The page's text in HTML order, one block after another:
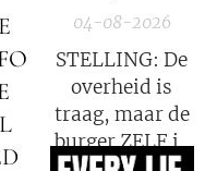
04-08-2026
STELLING: De
overheid is
traag, maar de
burger ZELF is